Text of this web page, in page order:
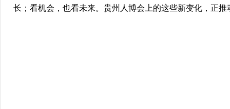
长；看机会，也看未来。贵州人博会上的这些新变化，正